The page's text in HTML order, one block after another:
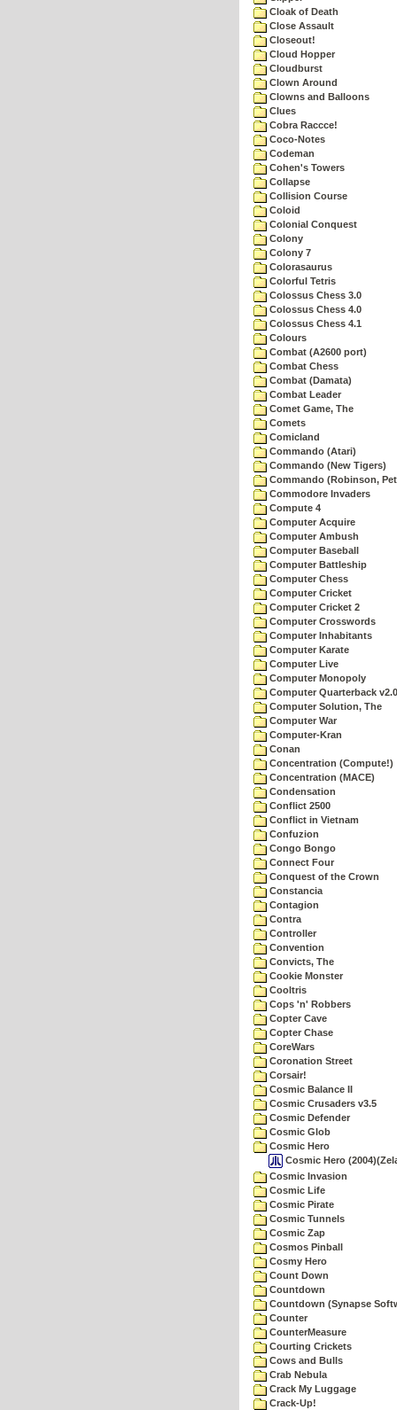
Cloak of Death
Close Assault
Closeout!
Cloud Hopper
Cloudburst
Clown Around
Clowns and Balloons
Clues
Cobra Raccce!
Coco-Notes
Codeman
Cohen's Towers
Collapse
Collision Course
Coloid
Colonial Conquest
Colony
Colony 7
Colorasaurus
Colorful Tetris
Colossus Chess 3.0
Colossus Chess 4.0
Colossus Chess 4.1
Colours
Combat (A2600 port)
Combat Chess
Combat (Damata)
Combat Leader
Comet Game, The
Comets
Comicland
Commando (Atari)
Commando (New Tigers)
Commando (Robinson,
Commodore Invaders
Compute 4
Computer Acquire
Computer Ambush
Computer Baseball
Computer Battleship
Computer Chess
Computer Cricket
Computer Cricket 2
Computer Crosswords
Computer Inhabitants
Computer Karate
Computer Live
Computer Monopoly
Computer Quarterback v2.0
Computer Solution, The
Computer War
Computer-Kran
Conan
Concentration (Compute!)
Concentration (MACE)
Condensation
Conflict 2500
Conflict in Vietnam
Confuzion
Congo Bongo
Connect Four
Conquest of the Crown
Constancia
Contagion
Contra
Controller
Convention
Convicts, The
Cookie Monster
Cooltris
Cops 'n' Robbers
Copter Cave
Copter Chase
CoreWars
Coronation Street
Corsair!
Cosmic Balance II
Cosmic Crusaders v3.5
Cosmic Defender
Cosmic Glob
Cosmic Hero
Cosmic Hero
Cosmic Invasion
Cosmic Life
Cosmic Pirate
Cosmic Tunnels
Cosmic Zap
Cosmos Pinball
Cosmy Hero
Count Down
Countdown
Countdown (Synapse
Counter
CounterMeasure
Courting Crickets
Cows and Bulls
Crab Nebula
Crack My Luggage
Crack-Up!